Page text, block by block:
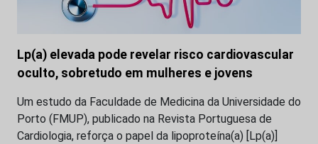
Lp(a) elevada pode revelar risco cardiovascular
oculto, sobretudo em mulheres e jovens
Um estudo da Faculdade de Medicina da Universidade do
Porto (FMUP), publicado na Revista Portuguesa de
Cardiologia, reforça o papel da lipoproteína(a) [Lp(a)]